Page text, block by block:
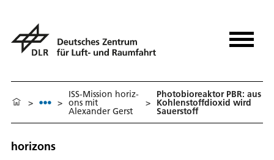
> >
ISS-Mission ho­ri­z­
ons mit
Alexander Gerst
>
Photobioreaktor PBR: aus
Kohlenstoffdioxid wird
Sauerstoff
horizons